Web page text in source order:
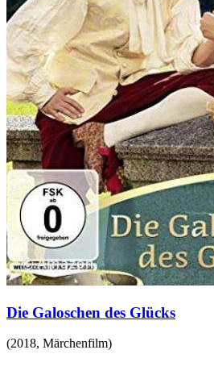
Die Galoschen des Glücks
(2018, Märchenfilm)